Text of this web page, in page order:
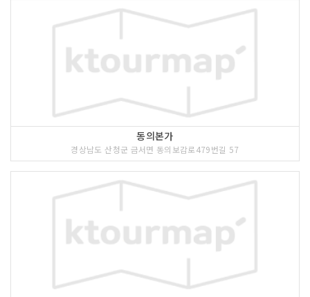
동의본가
경상남도 산청군 금서면 동의보감로479번길 57